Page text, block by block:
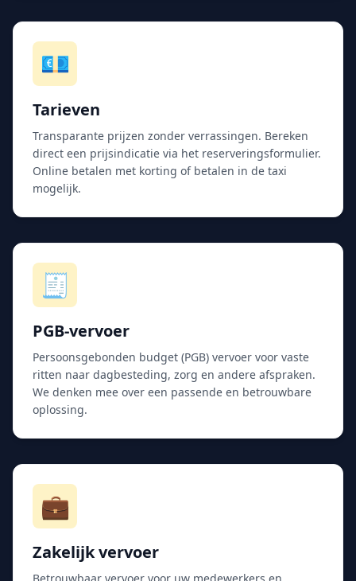
💶
Tarieven
Transparante prijzen zonder verrassingen. Bereken
direct een prijsindicatie via het reserveringsformulier.
Online betalen met korting of betalen in de taxi
mogelijk.
🧾
PGB-vervoer
Persoonsgebonden budget (PGB) vervoer voor vaste
ritten naar dagbesteding, zorg en andere afspraken.
We denken mee over een passende en betrouwbare
oplossing.
💼
Zakelijk vervoer